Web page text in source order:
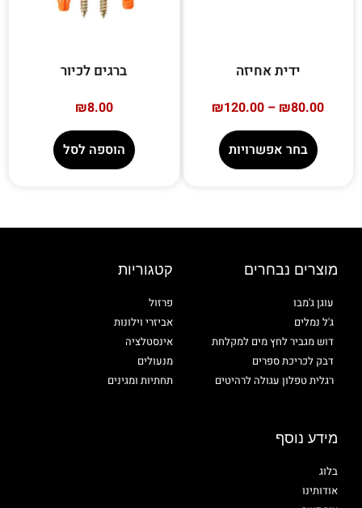
ידית אחיזה
₪80.00
–
₪120.00
בחר אפשרויות
ברגים לכיור
₪8.00
הוספה לסל
מוצרים נבחרים
עוגן ג'מבו
ג'ל נמלים
דוש מגביר לחץ מים למקלחת
דבק לכריכת ספרים
רגלית טפלון עגולה לרהיטים
קטגוריות
פרזול
אביזרי וילונות
אינסטלציה
מנעולים
תחתיות ומגינים
מידע נוסף
בלוג
אודותינו